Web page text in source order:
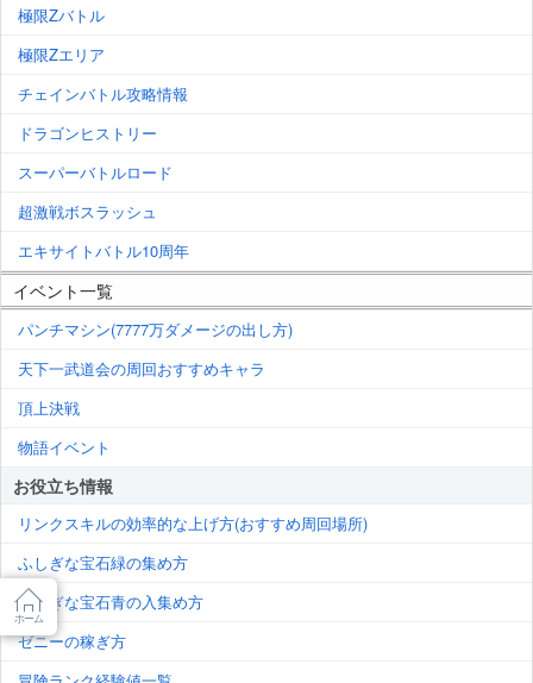
極限Zバトル
極限Zエリア
チェインバトル攻略情報
ドラゴンヒストリー
スーパーバトルロード
超激戦ボスラッシュ
エキサイトバトル10周年
イベント一覧
パンチマシン(7777万ダメージの出し方)
天下一武道会の周回おすすめキャラ
頂上決戦
物語イベント
お役立ち情報
リンクスキルの効率的な上げ方(おすすめ周回場所)
ふしぎな宝石緑の集め方
ふしぎな宝石青の入集め方
ゼニーの稼ぎ方
ホーム